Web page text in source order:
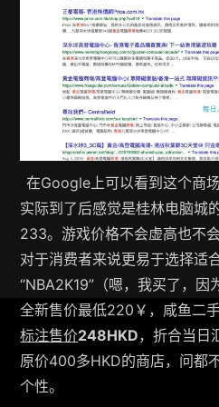
在Google上可以看到这个商
实际到了后感觉是桂林电脑城
233。游戏价格不会虚高也不
对于消费者来说更易于选择适
“NBA2K19”（嗯，我买了，
全新售价最低220￥，咸鱼二
标注售价248HKD，折合当日
原价400多HKD的商店，问都
个性。